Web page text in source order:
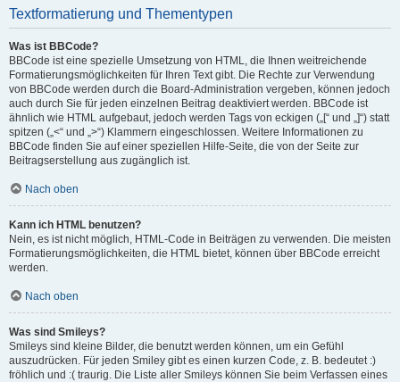
Textformatierung und Thementypen
Was ist BBCode?
BBCode ist eine spezielle Umsetzung von HTML, die Ihnen weitreichende
Formatierungsmöglichkeiten für Ihren Text gibt. Die Rechte zur Verwendung
von BBCode werden durch die Board-Administration vergeben, können jedoch
auch durch Sie für jeden einzelnen Beitrag deaktiviert werden. BBCode ist
ähnlich wie HTML aufgebaut, jedoch werden Tags von eckigen („[“ und „]“) statt
spitzen („<“ und „>“) Klammern eingeschlossen. Weitere Informationen zu
BBCode finden Sie auf einer speziellen Hilfe-Seite, die von der Seite zur
Beitragserstellung aus zugänglich ist.
Nach oben
Kann ich HTML benutzen?
Nein, es ist nicht möglich, HTML-Code in Beiträgen zu verwenden. Die meisten
Formatierungsmöglichkeiten, die HTML bietet, können über BBCode erreicht
werden.
Nach oben
Was sind Smileys?
Smileys sind kleine Bilder, die benutzt werden können, um ein Gefühl
auszudrücken. Für jeden Smiley gibt es einen kurzen Code, z. B. bedeutet :)
fröhlich und :( traurig. Die Liste aller Smileys können Sie beim Verfassen eines